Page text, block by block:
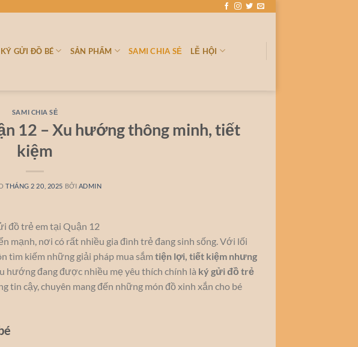
GỬI ĐỒ BÉ SẢN PHẨM SAMI CHIA SẺ LỄ HỘI
SAMI CHIA SẺ
12 – Xu hướng thông minh, tiết
kiệm
THÁNG 2 20, 2025 BỞI ADMIN
mạnh, nơi có rất nhiều gia đình trẻ đang sinh sống. Với lối
tìm kiếm những giải pháp mua sắm tiện lợi, tiết kiệm nhưng
hướng đang được nhiều mẹ yêu thích chính là ký gửi đồ trẻ
tin cậy, chuyên mang đến những món đồ xinh xắn cho bé